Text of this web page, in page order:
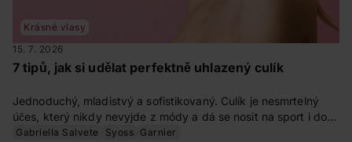
Krásné vlasy
15. 7. 2026
7 tipů, jak si udělat perfektně uhlazený culík
Jednoduchý, mladistvý a sofistikovaný. Culík je nesmrtelný
účes, který nikdy nevyjde z módy a dá se nosit na sport i do
společnosti. Víte, jak si učesat perfektní uhlazený culík?
Gabriella Salvete Syoss Garnier